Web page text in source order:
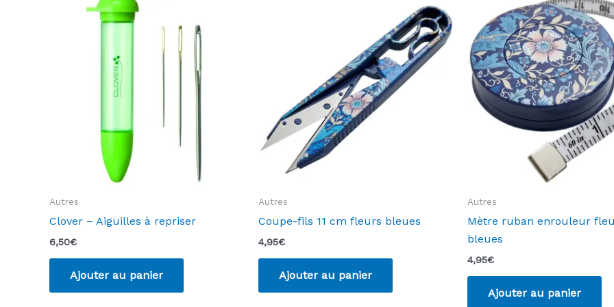
Autres
Clover – Aiguilles à repriser
6,50€
Ajouter au panier
Autres
Coupe-fils 11 cm fleurs bleues
4,95€
Ajouter au panier
Autres
Mètre ruban enrouleur
bleues
4,95€
Ajouter au panier